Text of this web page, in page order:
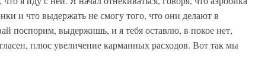
и что выдержать не смогу того, что они делают в
поспорим, выдержишь, и я тебя оставлю, в покое нет,
плюс увеличение карманных расходов. Вот так мы